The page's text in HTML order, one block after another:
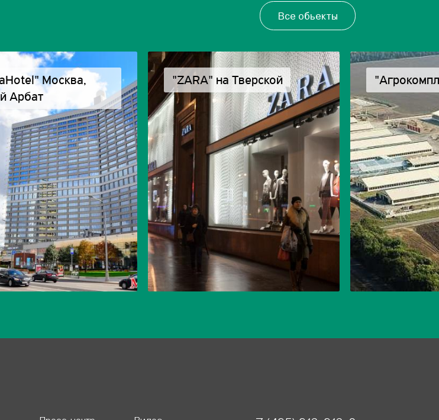
Все обьекты
Москва,
Арбат
"ZARA" на Тверской